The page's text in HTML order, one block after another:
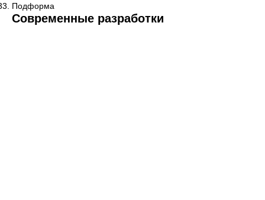
Подформа
Современные разработки